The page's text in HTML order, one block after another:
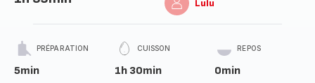
Lulu
PRÉPARATION
5min
CUISSON
1h 30min
REPOS
0min